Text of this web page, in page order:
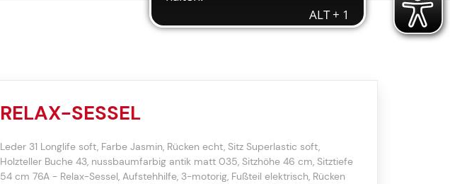
RELAX-SESSEL
Leder 31 Longlife soft, Farbe Jasmin, Rücken echt, Sitz Superlastic soft,
Holzteller Buche 43, nussbaumfarbig antik matt 035, Sitzhöhe 46 cm, Sitztiefe
54 cm 76A - Relax-Sessel, Aufstehhilfe, 3-motorig, Fußteil elektrisch, Rücken